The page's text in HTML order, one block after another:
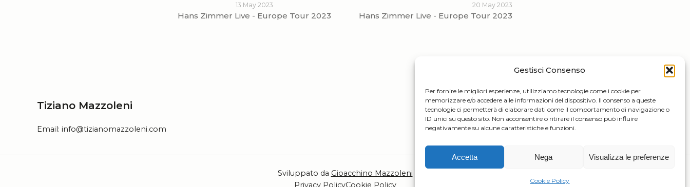
Gestisci Consenso
Per fornire le migliori esperienze, utilizziamo tecnologie come i cookie per
memorizzare e/o accedere alle informazioni del dispositivo. Il consenso a queste
tecnologie ci permetterà di elaborare dati come il comportamento di navigazione o
ID unici su questo sito. Non acconsentire o ritirare il consenso può influire
negativamente su alcune caratteristiche e funzioni.
Accetta Nega Visualizza le preferenze
Cookie Policy
13 May 2023
Hans Zimmer Live - Europe Tour 2023
20 May 2023
Hans Zimmer Live - Europe Tour 2023
Tiziano Mazzoleni
Email: info@tizianomazzoleni.com
Sviluppato da Gioacchino Mazzoleni
Privacy PolicyCookie Policy